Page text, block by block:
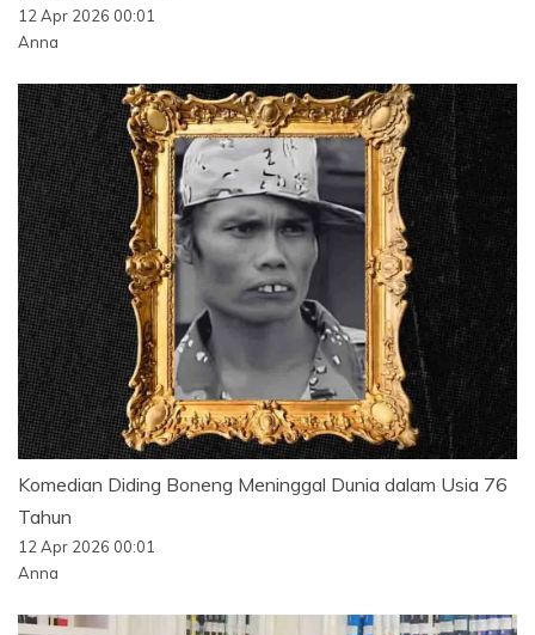
12 Apr 2026 00:01
Anna
Komedian Diding Boneng Meninggal Dunia dalam Usia 76
Tahun
12 Apr 2026 00:01
Anna